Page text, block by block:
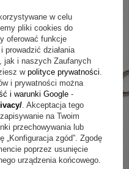
w celu
pliki cookies do
oferować funkcje
prowadzić działania
jak i naszych Zaufanych
w polityce prywatności.
i prywatności można
i warunki Google -
. Akceptacja tego
na Twoim
przechowywania lub
„Konfiguracja zgód”. Zgodę
poprzez usunięcie
urządzenia końcowego.